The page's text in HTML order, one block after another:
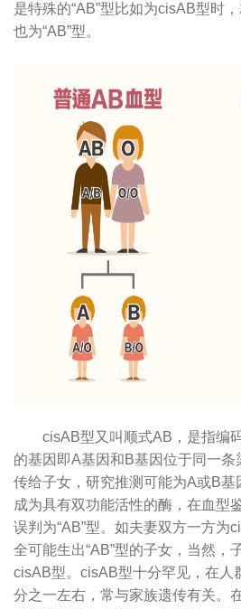
是特殊的“AB”型比如为cisAB型时
也为“AB”型。
cisAB型又叫顺式AB，是指编
的基因即A基因和B基因位于同一
传给子女，研究推测可能为A或B基
成为具有双功能活性的酶，在血型
误判为“AB”型。如夫妻双方一方为
全可能生出“AB”型的子女，当然，
cisAB型。cisAB型十分罕见，在人
分之一左右，常与家族遗传有关。